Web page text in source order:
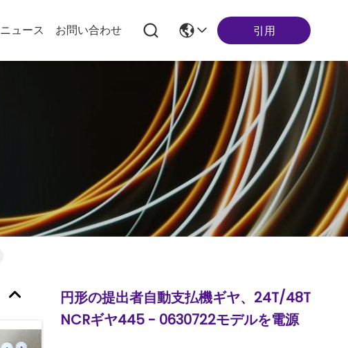
ニュース お問い合わせ 引用
円形の提出者自動支払機ギヤ、24T/48T
NCRギヤ445 - 0630722モデルを電源